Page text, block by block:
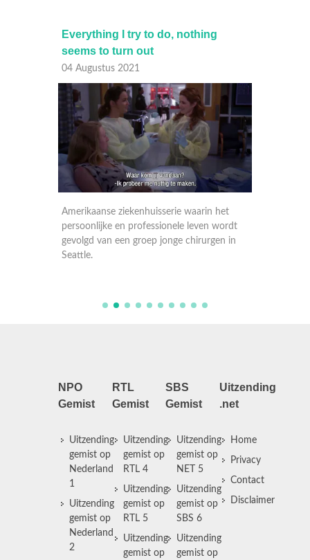
Everything I try to do, nothing
seems to turn out
04 Augustus 2021
Amerikaanse ziekenhuisserie waarin het
persoonlijke en professionele leven wordt
gevolgd van een groep jonge chirurgen in
Seattle.
NPO
Gemist
Uitzending
gemist op
Nederland
1
Uitzending
gemist op
Nederland
2
RTL
Gemist
Uitzending
gemist op
RTL 4
Uitzending
gemist op
RTL 5
Uitzending
gemist op
SBS
Gemist
Uitzending
gemist op
NET 5
Uitzending
gemist op
SBS 6
Uitzending
gemist op
Uitzending
.net
Home
Privacy
Contact
Disclaimer